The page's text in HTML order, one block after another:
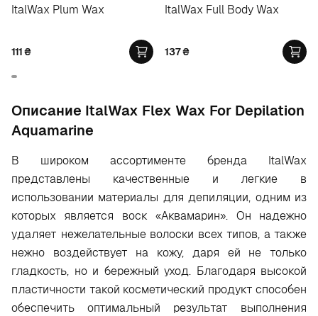
ItalWax Plum Wax
111₴
ItalWax Full Body Wax
137₴
Oписание ItalWax Flex Wax For Depilation
Aquamarine
В широком ассортименте бренда ItalWax
представлены качественные и легкие в
использовании материалы для депиляции, одним из
которых является воск «Аквамарин». Он надежно
удаляет нежелательные волоски всех типов, а также
нежно воздействует на кожу, даря ей не только
гладкость, но и бережный уход. Благодаря высокой
пластичности такой косметический продукт способен
обеспечить оптимальный результат выполнения